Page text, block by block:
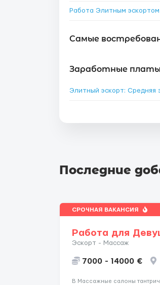
Работа Элитным
Самые
Заработные
Элитный эскорт: Средняя
Последние
СРОЧНАЯ ВАКАНСИЯ
Работа для
Эскорт - Массаж
7000 - 14000 €
В Массажные салоны